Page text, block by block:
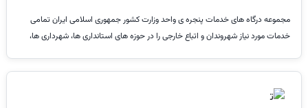
مجموعه درگاه های خدمات پنجره ی واحد وزارت کشور جمهوری اسلامی ایران تمامی
خدمات مورد نیاز شهروندان و اتباع خارجی را در حوزه های استانداری ها، شهرداری ها،